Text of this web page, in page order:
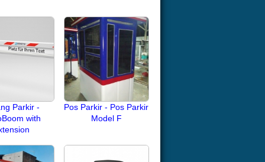
Parkir -
with
Pos Parkir - Pos Parkir
Model F